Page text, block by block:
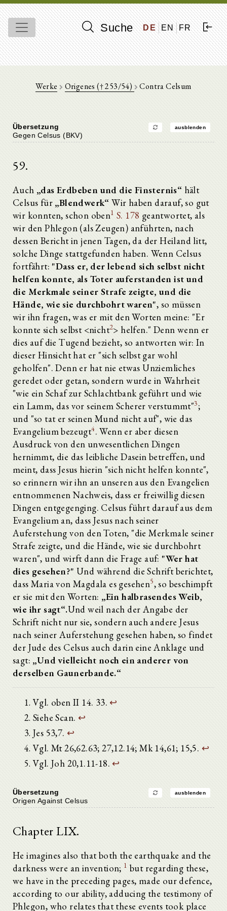
Suche DE EN FR
Werke Origenes († 253/54) Contra Celsum
Übersetzung ausblenden
Gegen Celsus (BKV)
59.
Auch „das Erdbeben und die Finsternis“ hält
Celsus für „Blendwerk“ Wir haben darauf, so gut
wir konnten, schon oben1 S. 178 geantwortet, als
wir den Phlegon (als Zeugen) anführten, nach
dessen Bericht in jenen Tagen, da der Heiland litt,
solche Dinge stattgefunden haben. Wenn Celsus
fortfährt: "Dass er, der lebend sich selbst nicht
helfen konnte, als Toter auferstanden ist und
die Merkmale seiner Strafe zeigte, und die
Hände, wie sie durchbohrt waren", so müssen
wir ihn fragen, was er mit den Worten meine: "Er
konnte sich selbst <nicht2> helfen." Denn wenn er
dies auf die Tugend bezieht, so antworten wir: In
dieser Hinsicht hat er "sich selbst gar wohl
geholfen". Denn er hat nie etwas Unziemliches
geredet oder getan, sondern wurde in Wahrheit
"wie ein Schaf zur Schlachtbank geführt und wie
ein Lamm, das vor seinem Scherer verstummt"3;
und "so tat er seinen Mund nicht auf", wie das
Evangelium bezeugt4. Wenn er aber diesen
Ausdruck von den unwesentlichen Dingen
hernimmt, die das leibliche Dasein betreffen, und
meint, dass Jesus hierin "sich nicht helfen konnte",
so erinnern wir ihn an unseren aus den Evangelien
entnommenen Nachweis, dass er freiwillig diesen
Dingen entgegenging. Celsus führt darauf aus dem
Evangelium an, dass Jesus nach seiner
Auferstehung von den Toten, "die Merkmale seiner
Strafe zeigte, und die Hände, wie sie durchbohrt
waren", und wirft dann die Frage auf: "Wer hat
dies gesehen?" Und während die Schrift berichtet,
dass Maria von Magdala es gesehen5, so beschimpft
er sie mit den Worten: „Ein halbrasendes Weib,
wie ihr sagt“.Und weil nach der Angabe der
Schrift nicht nur sie, sondern auch andere Jesus
nach seiner Auferstehung gesehen haben, so findet
der Jude des Celsus auch darin eine Anklage und
sagt: „Und vielleicht noch ein anderer von
derselben Gaunerbande.“
Vgl. oben II 14. 33. ↩
Siehe Scan. ↩
Jes 53,7. ↩
Vgl. Mt 26,62.63; 27,12.14; Mk 14,61; 15,5. ↩
Vgl. Joh 20,1.11-18.↩
Übersetzung ausblenden
Origen Against Celsus
Chapter LIX.
He imagines also that both the earthquake and the
darkness were an invention; 1 but regarding these,
we have in the preceding pages, made our defence,
according to our ability, adducing the testimony of
Phlegon, who relates that these events took place